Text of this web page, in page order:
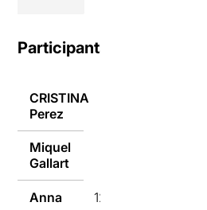
Participants
CRISTINA
Perez
Miquel
Gallart
Anna 12/09/2018